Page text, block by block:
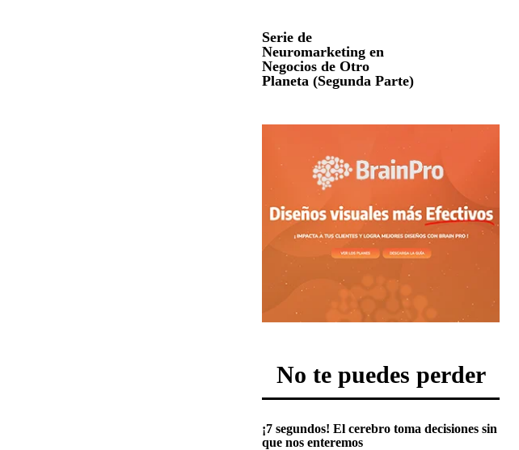
Serie de
Neuromarketing en
Negocios de Otro
Planeta (Segunda Parte)
No te puedes perder
¡7 segundos! El cerebro toma decisiones sin
que nos enteremos